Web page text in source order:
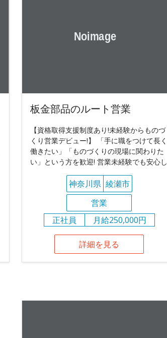
板金部品のルート営業
【資格取得支援制度あり!未経験からものづ
くり営業デビュー!】 「手に職をつけて長く
働きたい」「ものづくりの現場に関わりた
い」という方を歓迎! 営業未経験でも安心し
神奈川県 綾瀬市
営業
正社員
月給250,000円
詳細を見る